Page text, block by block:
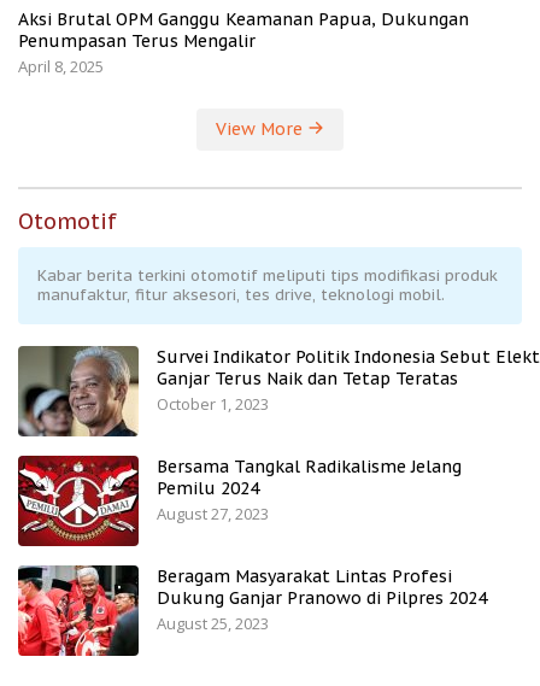
Aksi Brutal OPM Ganggu Keamanan Papua, Dukungan
Penumpasan Terus Mengalir
April 8, 2025
View More
Otomotif
Kabar berita terkini otomotif meliputi tips modifikasi produk
manufaktur, fitur aksesori, tes drive, teknologi mobil.
Survei Indikator Politik Indonesia Sebut
Ganjar Terus Naik dan Tetap Teratas
October 1, 2023
Bersama Tangkal Radikalisme Jelang
Pemilu 2024
August 27, 2023
Beragam Masyarakat Lintas Profesi
Dukung Ganjar Pranowo di Pilpres 2024
August 25, 2023